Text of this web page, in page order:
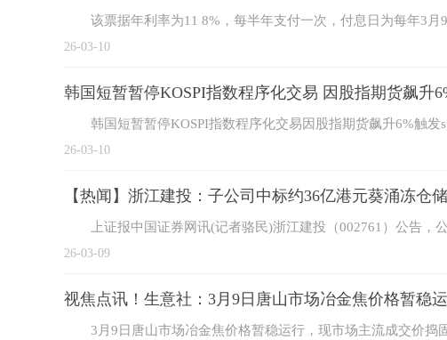
该票据年利率为11 8%，每半年支付一次，付息日为每年3月
26-03-10
韩国短暂暂停KOSPI指数程序化交易 因股指期货飙升
韩国短暂暂停KOSPI指数程序化交易因股指期货飙升6%触发
26-03-10
【热闻】浙江建投：子公司中标约36亿港元葵涌冻仓
上证报中国证券网讯(记者骆民)浙江建投（002761）公告，
26-03-09
视焦点讯！生意社：3月9日唐山市场冶金焦价格暂稳
3月9日唐山市场冶金焦价格暂稳运行，现市场主流成交价捣